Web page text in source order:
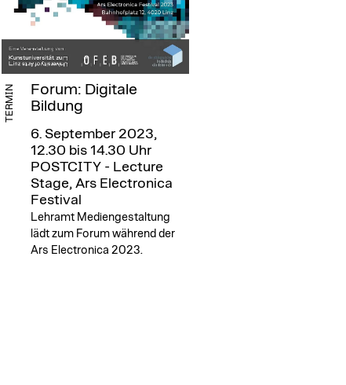
TERMIN
Forum: Digitale
Bildung
6. September 2023,
12.30 bis 14.30 Uhr
POSTCITY - Lecture
Stage, Ars Electronica
Festival
Lehramt Mediengestaltung
lädt zum Forum während der
Ars Electronica 2023.